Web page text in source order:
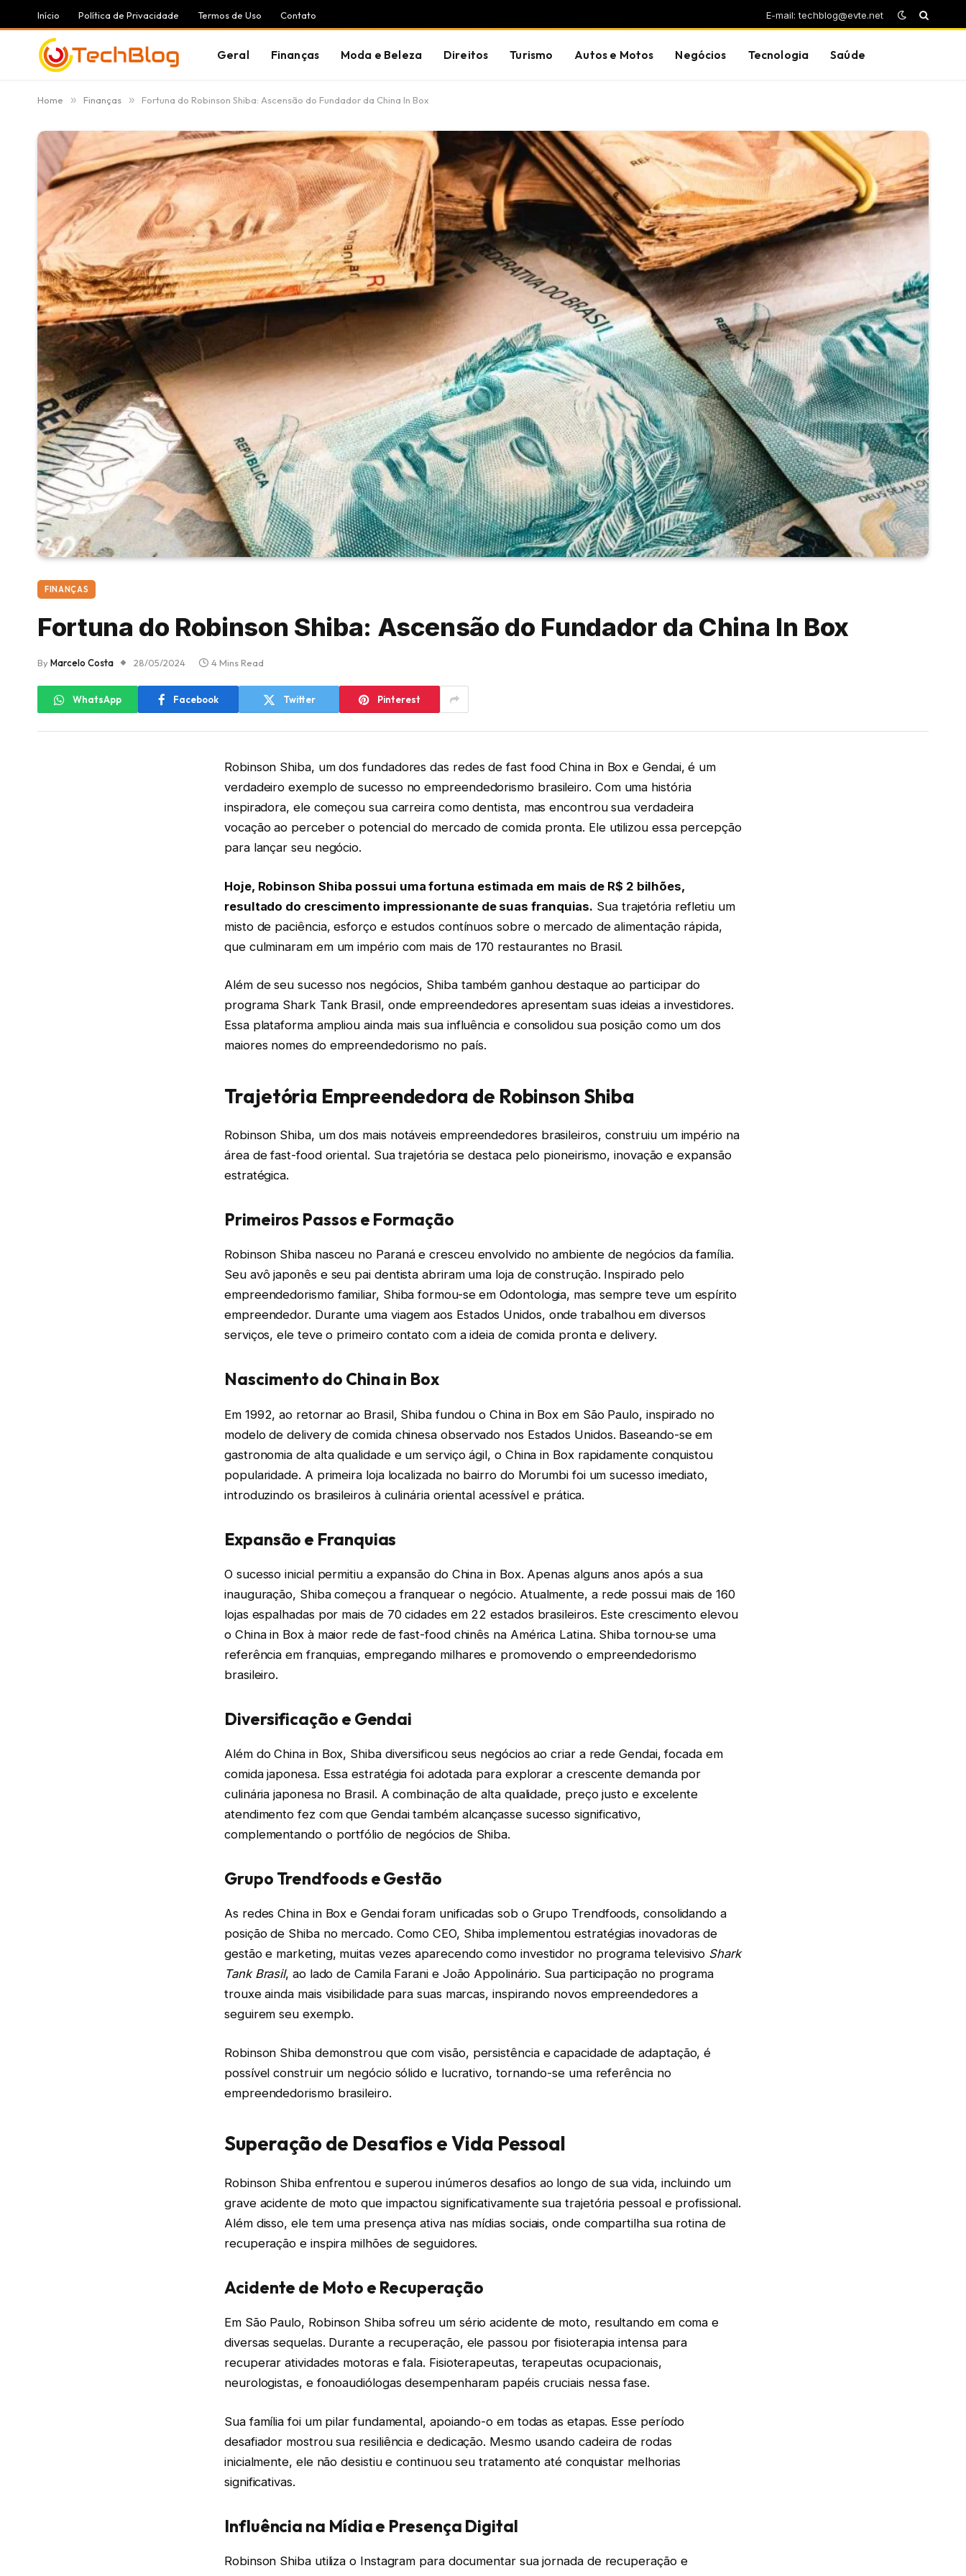
Início Política de Privacidade Termos de Uso Contato E-mail: techblog@evte.net
Geral Finanças Moda e Beleza Direitos Turismo Autos e Motos Negócios Tecnologia Saúde
Home » Finanças » Fortuna do Robinson Shiba: Ascensão do Fundador da China In Box
FINANÇAS
Fortuna do Robinson Shiba: Ascensão do Fundador da China In Box
ByMarcelo Costa 28/05/2024 4 Mins Read
WhatsApp Facebook Twitter Pinterest
Robinson Shiba, um dos fundadores das redes de fast food China in Box e Gendai, é um
verdadeiro exemplo de sucesso no empreendedorismo brasileiro. Com uma história
inspiradora, ele começou sua carreira como dentista, mas encontrou sua verdadeira
vocação ao perceber o potencial do mercado de comida pronta. Ele utilizou essa percepção
para lançar seu negócio.
Hoje, Robinson Shiba possui uma fortuna estimada em mais de R$ 2 bilhões,
resultado do crescimento impressionante de suas franquias. Sua trajetória refletiu um
misto de paciência, esforço e estudos contínuos sobre o mercado de alimentação rápida,
que culminaram em um império com mais de 170 restaurantes no Brasil.
Além de seu sucesso nos negócios, Shiba também ganhou destaque ao participar do
programa Shark Tank Brasil, onde empreendedores apresentam suas ideias a investidores.
Essa plataforma ampliou ainda mais sua influência e consolidou sua posição como um dos
maiores nomes do empreendedorismo no país.
Trajetória Empreendedora de Robinson Shiba
Robinson Shiba, um dos mais notáveis empreendedores brasileiros, construiu um império na
área de fast-food oriental. Sua trajetória se destaca pelo pioneirismo, inovação e expansão
estratégica.
Primeiros Passos e Formação
Robinson Shiba nasceu no Paraná e cresceu envolvido no ambiente de negócios da família.
Seu avô japonês e seu pai dentista abriram uma loja de construção. Inspirado pelo
empreendedorismo familiar, Shiba formou-se em Odontologia, mas sempre teve um espírito
empreendedor. Durante uma viagem aos Estados Unidos, onde trabalhou em diversos
serviços, ele teve o primeiro contato com a ideia de comida pronta e delivery.
Nascimento do China in Box
Em 1992, ao retornar ao Brasil, Shiba fundou o China in Box em São Paulo, inspirado no
modelo de delivery de comida chinesa observado nos Estados Unidos. Baseando-se em
gastronomia de alta qualidade e um serviço ágil, o China in Box rapidamente conquistou
popularidade. A primeira loja localizada no bairro do Morumbi foi um sucesso imediato,
introduzindo os brasileiros à culinária oriental acessível e prática.
Expansão e Franquias
O sucesso inicial permitiu a expansão do China in Box. Apenas alguns anos após a sua
inauguração, Shiba começou a franquear o negócio. Atualmente, a rede possui mais de 160
lojas espalhadas por mais de 70 cidades em 22 estados brasileiros. Este crescimento elevou
o China in Box à maior rede de fast-food chinês na América Latina. Shiba tornou-se uma
referência em franquias, empregando milhares e promovendo o empreendedorismo
brasileiro.
Diversificação e Gendai
Além do China in Box, Shiba diversificou seus negócios ao criar a rede Gendai, focada em
comida japonesa. Essa estratégia foi adotada para explorar a crescente demanda por
culinária japonesa no Brasil. A combinação de alta qualidade, preço justo e excelente
atendimento fez com que Gendai também alcançasse sucesso significativo,
complementando o portfólio de negócios de Shiba.
Grupo Trendfoods e Gestão
As redes China in Box e Gendai foram unificadas sob o Grupo Trendfoods, consolidando a
posição de Shiba no mercado. Como CEO, Shiba implementou estratégias inovadoras de
gestão e marketing, muitas vezes aparecendo como investidor no programa televisivo Shark
Tank Brasil, ao lado de Camila Farani e João Appolinário. Sua participação no programa
trouxe ainda mais visibilidade para suas marcas, inspirando novos empreendedores a
seguirem seu exemplo.
Robinson Shiba demonstrou que com visão, persistência e capacidade de adaptação, é
possível construir um negócio sólido e lucrativo, tornando-se uma referência no
empreendedorismo brasileiro.
Superação de Desafios e Vida Pessoal
Robinson Shiba enfrentou e superou inúmeros desafios ao longo de sua vida, incluindo um
grave acidente de moto que impactou significativamente sua trajetória pessoal e profissional.
Além disso, ele tem uma presença ativa nas mídias sociais, onde compartilha sua rotina de
recuperação e inspira milhões de seguidores.
Acidente de Moto e Recuperação
Em São Paulo, Robinson Shiba sofreu um sério acidente de moto, resultando em coma e
diversas sequelas. Durante a recuperação, ele passou por fisioterapia intensa para
recuperar atividades motoras e fala. Fisioterapeutas, terapeutas ocupacionais,
neurologistas, e fonoaudiólogas desempenharam papéis cruciais nessa fase.
Sua família foi um pilar fundamental, apoiando-o em todas as etapas. Esse período
desafiador mostrou sua resiliência e dedicação. Mesmo usando cadeira de rodas
inicialmente, ele não desistiu e continuou seu tratamento até conquistar melhorias
significativas.
Influência na Mídia e Presença Digital
Robinson Shiba utiliza o Instagram para documentar sua jornada de recuperação e